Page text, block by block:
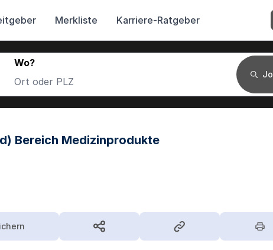
Merkliste Karriere-Ratgeber
Wo?
Bereich Medizinprodukte